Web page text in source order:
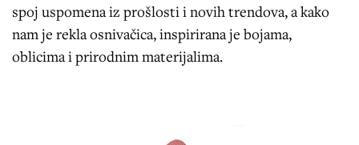
spoj uspomena iz prošlosti i novih trendova, a kako
nam je rekla osnivačica, inspirirana je bojama,
oblicima i prirodnim materijalima.